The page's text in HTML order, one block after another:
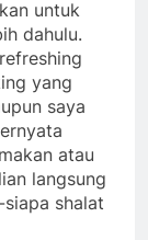
untuk
dahulu.
yang
saya
atau
langsung
shalat